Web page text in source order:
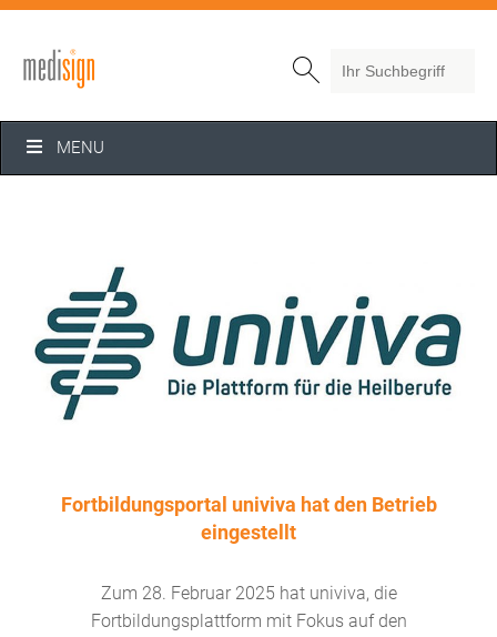
 Search
MENU
Fortbildungsportal univiva hat den Betrieb
eingestellt
Zum 28. Februar 2025 hat univiva, die
Fortbildungsplattform mit Fokus auf den